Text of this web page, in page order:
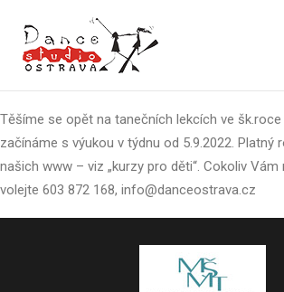
Těšíme se opět na tanečních lekcích ve
začínáme s výukou v týdnu od 5.9.2022. Platný
našich www – viz „kurzy pro děti“. Cokoliv Vám
volejte 603 872 168, info@danceostrava.cz